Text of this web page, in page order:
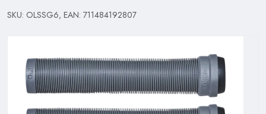
SKU: OLSSG6, EAN: 711484192807